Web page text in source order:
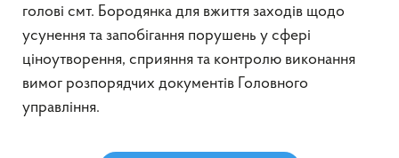
голові смт. Бородянка для вжиття заходів щодо
усунення та запобігання порушень у сфері
ціноутворення, сприяння та контролю виконання
вимог розпорядчих документів Головного
управління.